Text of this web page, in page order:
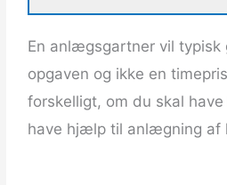
En anlægsgartner vil typisk
opgaven og ikke en
forskelligt, om du skal
have hjælp til anlægning af